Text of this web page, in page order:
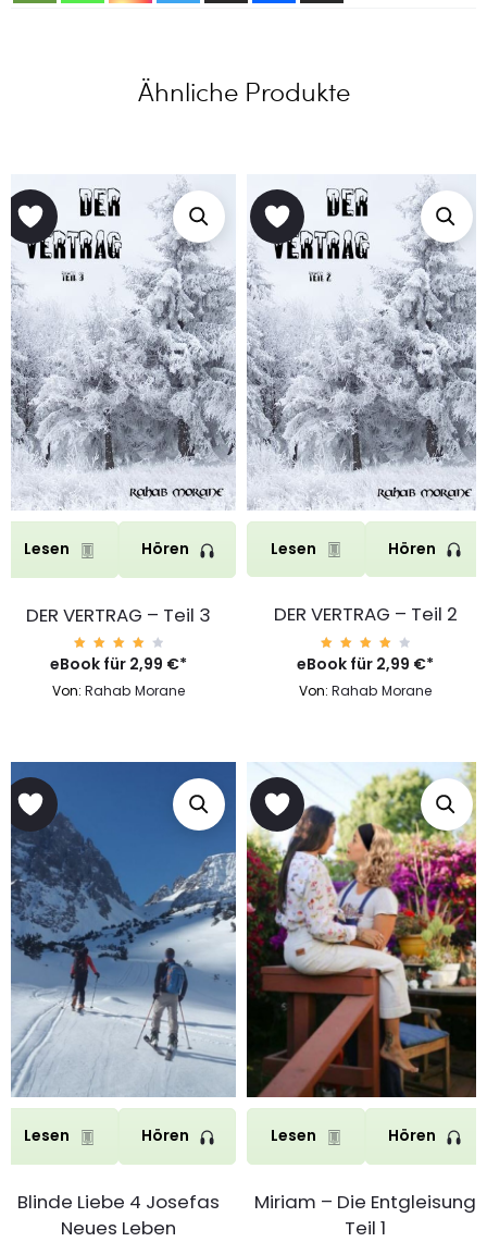
Ähnliche Produkte
Lesen Hören
DER VERTRAG – Teil 3
Bewert
et mit
von 5
eBook für 2,99 €*
Von: Rahab Morane
Lesen Hören
DER VERTRAG – Teil 2
Bewert
et mit
von 5
eBook für 2,99 €*
Von:Rahab Morane
Lesen Hören
Blinde Liebe 4 Josefas
Neues Leben
Lesen Hören
Miriam – Die Entgleisung
Teil 1